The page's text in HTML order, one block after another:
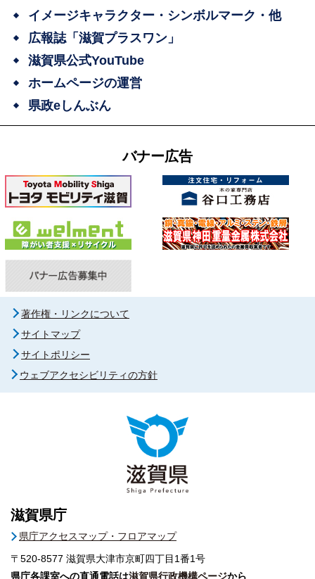
イメージキャラクター・シンボルマーク・他
広報誌「滋賀プラスワン」
滋賀県公式YouTube
ホームページの運営
県政eしんぶん
バナー広告
著作権・リンクについて
サイトマップ
サイトポリシー
ウェブアクセシビリティの方針
滋賀県庁
県庁アクセスマップ・フロアマップ
〒520-8577 滋賀県大津市京町四丁目1番1号
県庁各課室への直通電話は滋賀県行政機構ページから